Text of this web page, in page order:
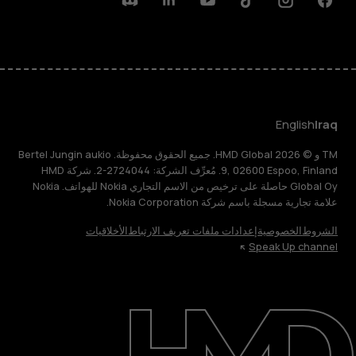
حول
Facebook
Instagram
Tiktok
Youtube
Linkedin
Discord
Iraq
English
TM و © 2026 HMD Global. جميع الحقوق محفوظة. Bertel Jungin aukio
9, 02600 Espoo, Finland. مُعرِّف الشركة: 2724044-2. شركة HMD
Global Oy حاصلة على ترخيص من الاسم التجاري Nokia للهواتف. Nokia
علامة تجارية مسجلة باسم شركة Nokia Corporation.
الشروطالخصوصيةإعدادات ملفات تعريف الارتباطالأخلاقيات
Speak Up channel